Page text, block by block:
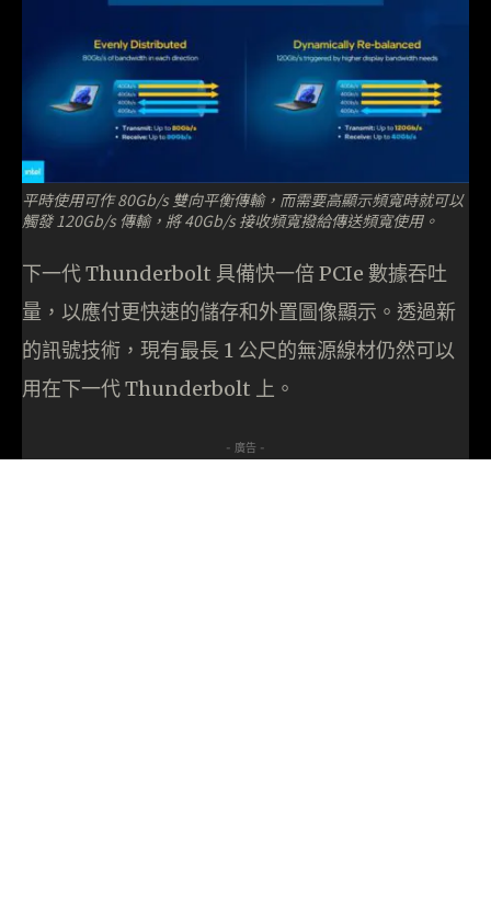
平時使用可作 80Gb/s 雙向平衡傳輸，而需要高顯示頻寬時就可以
觸發 120Gb/s 傳輸，將 40Gb/s 接收頻寬撥給傳送頻寬使用。
下一代 Thunderbolt 具備快一倍 PCIe 數據吞吐
量，以應付更快速的儲存和外置圖像顯示。透過新
的訊號技術，現有最長 1 公尺的無源線材仍然可以
用在下一代 Thunderbolt 上。
- 廣告 -